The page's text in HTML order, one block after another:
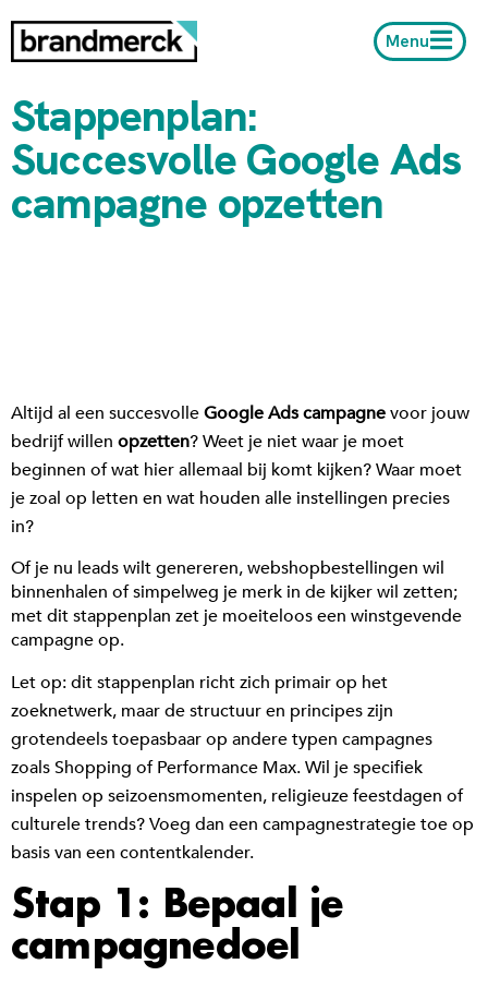
Menu
Stappenplan:
Succesvolle Google Ads
campagne opzetten
Altijd al een succesvolleGoogle Ads campagnevoor jouw
bedrijf willen opzetten? Weet je niet waar je moet
beginnen of wat hier allemaal bij komt kijken?Waar moet
je zoal op letten en wat houden alle instellingen precies
in?
Of je nu leads wilt genereren, webshopbestellingen wil
binnenhalen of simpelweg je merk in de kijker wil zetten;
met dit stappenplan zet je moeiteloos een winstgevende
campagne op.
Let op: dit stappenplan richt zich primair op het
zoeknetwerk, maar de structuur en principes zijn
grotendeels toepasbaar op andere typen campagnes
zoals Shopping of Performance Max. Wil je specifiek
inspelen op seizoensmomenten, religieuze feestdagen of
culturele trends? Voeg dan een campagnestrategie toe op
basis van een contentkalender.
Stap 1: Bepaal je
campagnedoel